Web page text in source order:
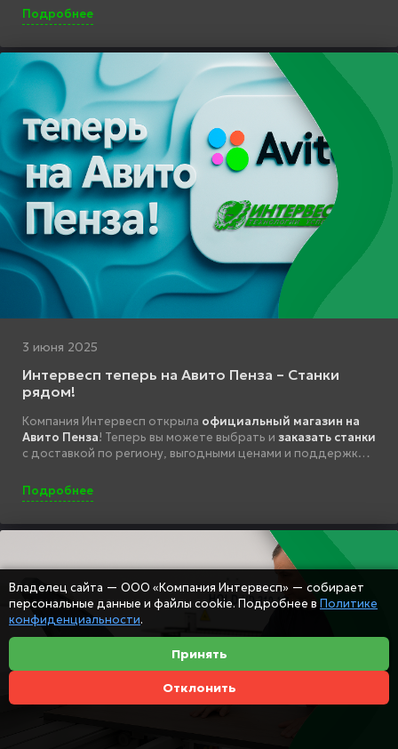
работы.
Подробнее
3 июня 2025
Интервесп теперь на Авито Пенза – Станки
рядом!
Компания Интервесп открыла официальный магазин на
Авито Пенза! Теперь вы можете выбрать и заказать станки
с доставкой по региону, выгодными ценами и поддержкой.
площадку.
Подробнее
Владелец сайта — ООО «Компания Интервесп» — собирает
персональные данные и файлы cookie. Подробнее в Политике
конфиденциальности.
Принять
Отклонить